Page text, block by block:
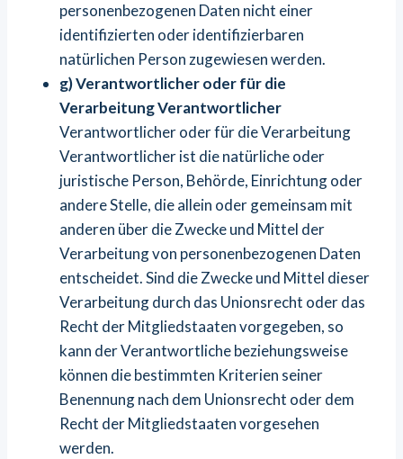
personenbezogenen Daten nicht einer
identifizierten oder identifizierbaren
natürlichen Person zugewiesen werden.
g) Verantwortlicher oder für die
Verarbeitung Verantwortlicher
Verantwortlicher oder für die Verarbeitung
Verantwortlicher ist die natürliche oder
juristische Person, Behörde, Einrichtung oder
andere Stelle, die allein oder gemeinsam mit
anderen über die Zwecke und Mittel der
Verarbeitung von personenbezogenen Daten
entscheidet. Sind die Zwecke und Mittel dieser
Verarbeitung durch das Unionsrecht oder das
Recht der Mitgliedstaaten vorgegeben, so
kann der Verantwortliche beziehungsweise
können die bestimmten Kriterien seiner
Benennung nach dem Unionsrecht oder dem
Recht der Mitgliedstaaten vorgesehen
werden.